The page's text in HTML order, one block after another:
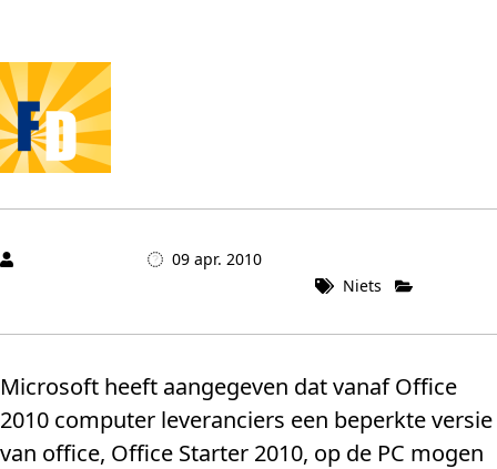
09 apr. 2010
Niets
Microsoft heeft aangegeven dat vanaf Office
2010 computer leveranciers een beperkte versie
van office, Office Starter 2010, op de PC mogen